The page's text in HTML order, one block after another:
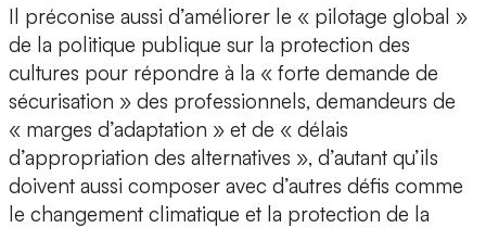
Il préconise aussi d’améliorer le « pilotage global »
de la politique publique sur la protection des
cultures pour répondre à la « forte demande de
sécurisation » des professionnels, demandeurs de
« marges d’adaptation » et de « délais
d’appropriation des alternatives », d’autant qu’ils
doivent aussi composer avec d’autres défis comme
le changement climatique et la protection de la